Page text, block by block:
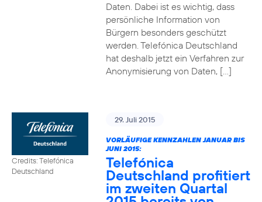
Daten. Dabei ist es wichtig, dass
persönliche Information von
Bürgern besonders geschützt
werden. Telefónica Deutschland
hat deshalb jetzt ein Verfahren zur
Anonymisierung von Daten, […]
Credits: Telefónica
Deutschland
29. Juli 2015
VORLÄUFIGE KENNZAHLEN JANUAR BIS
JUNI 2015:
Telefónica
Deutschland profitiert
im zweiten Quartal